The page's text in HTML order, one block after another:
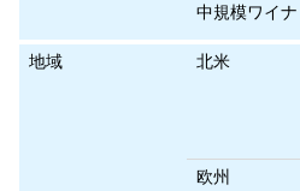
中規模ワイ
地域 北米
欧州